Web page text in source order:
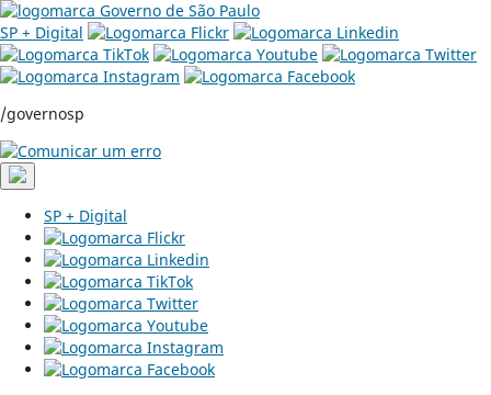
SP + Digital
/governosp
SP + Digital